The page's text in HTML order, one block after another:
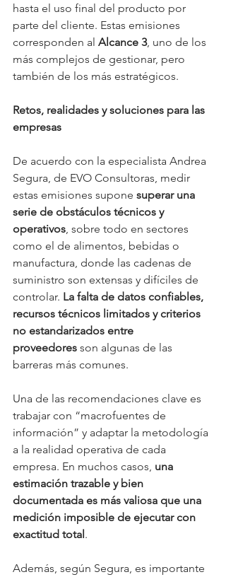
hasta el uso final del producto por
parte del cliente. Estas emisiones
corresponden al Alcance 3, uno de los
más complejos de gestionar, pero
también de los más estratégicos.
Retos, realidades y soluciones para las
empresas
De acuerdo con la especialista Andrea
Segura, de EVO Consultoras, medir
estas emisiones supone superar una
serie de obstáculos técnicos y
operativos , sobre todo en sectores
como el de alimentos, bebidas o
manufactura, donde las cadenas de
suministro son extensas y difíciles de
controlar. La falta de datos confiables,
recursos técnicos limitados y criterios
no estandarizados entre
proveedores son algunas de las
barreras más comunes.
Una de las recomendaciones clave es
trabajar con “macrofuentes de
información” y adaptar la metodología
a la realidad operativa de cada
empresa. En muchos casos, una
estimación trazable y bien
documentada es más valiosa que una
medición imposible de ejecutar con
exactitud total.
Además, según Segura, es importante